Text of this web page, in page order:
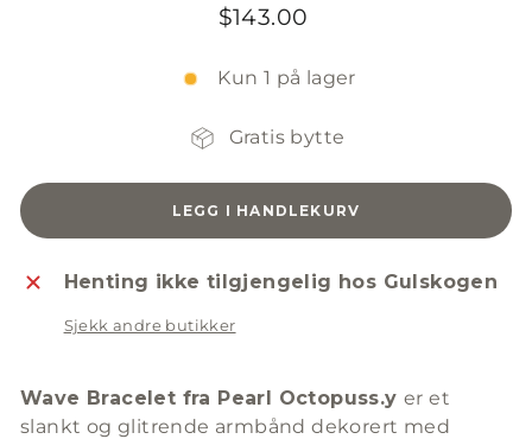
Vanlig
$143.00
Kun 1 på lager
Gratis bytte
LEGG I HANDLEKURV
Henting ikke tilgjengelig hos Gulskogen
Sjekk andre butikker
Wave Bracelet fra Pearl Octopuss.y er et
slankt og glitrende armbånd dekorert med